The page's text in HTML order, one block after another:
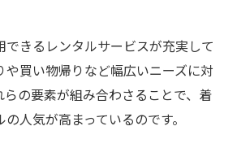
できるレンタルサービスが充実して
や買い物帰りなど幅広いニーズに対
の要素が組み合わさることで、着
人気が高まっているのです。